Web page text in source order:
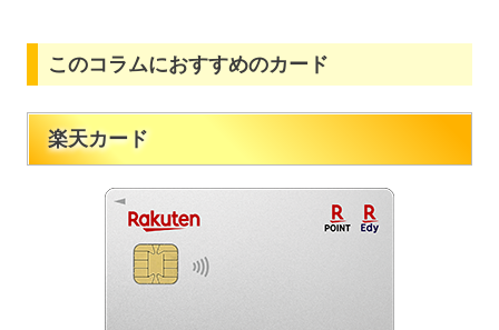
このコラムにおすすめのカード
楽天カード